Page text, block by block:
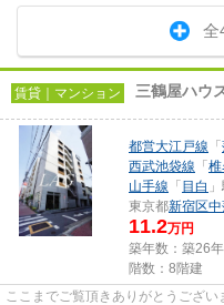
全
賃貸｜マンション 三鶴屋ハウ
都営大江戸線 「
西武池袋線 「
山手線 「 目白
東京都新宿区
11.2万円
築年数：築26年
階数：8階建
ここまでご覧頂きありがとうござ